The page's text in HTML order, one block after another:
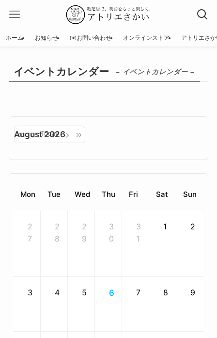
ホーム お知らせ ✉️お問い合わせ オンラインストア アトリエさ
イベントカレンダー – イベントカレンダー –
August 2026
Today
Mon Tue Wed Thu Fri Sat Sun
2
7
2
8
2
9
3
0
3
1
1 2
3 4 5 6 7 8 9